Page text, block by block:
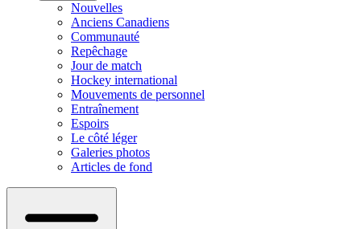
Nouvelles
Anciens Canadiens
Communauté
Repêchage
Jour de match
Hockey international
Mouvements de personnel
Entraînement
Espoirs
Le côté léger
Galeries photos
Articles de fond